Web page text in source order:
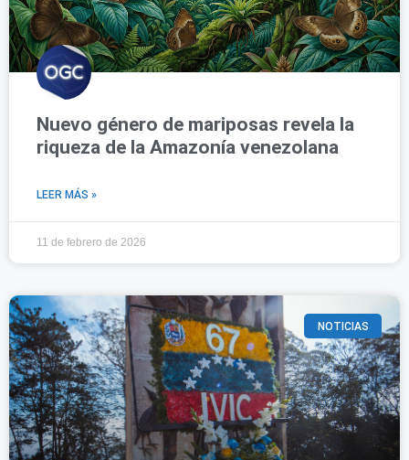
Nuevo género de mariposas revela la
riqueza de la Amazonía venezolana
LEER MÁS »
11 de febrero de 2026
NOTICIAS